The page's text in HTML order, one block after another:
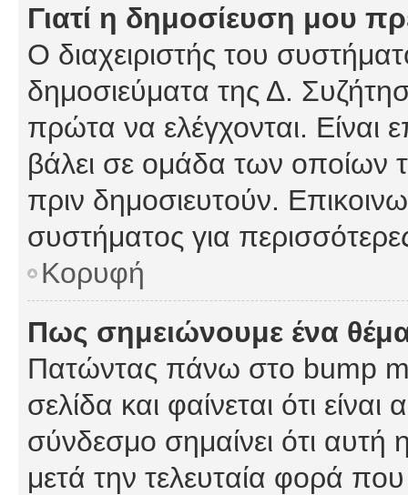
Γιατί η δημοσίευση μου
Ο διαχειριστής του
δημοσιεύματα της Δ.
πρώτα να ελέγχονται. Είναι
βάλει σε ομάδα των οποίων
πριν δημοσιευτούν.
συστήματος για
Κορυφή
Πως σημειώνουμε ένα
Πατώντας πάνω στο bump
σελίδα και φαίνεται ότι
σύνδεσμο σημαίνει ότι αυτή
μετά την τελευταία φορά που